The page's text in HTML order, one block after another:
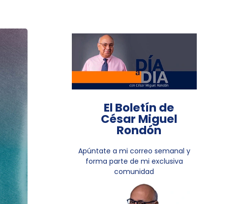
El Boletín de
César Miguel
Rondón
Apúntate a mi correo semanal y
forma parte de mi exclusiva
comunidad